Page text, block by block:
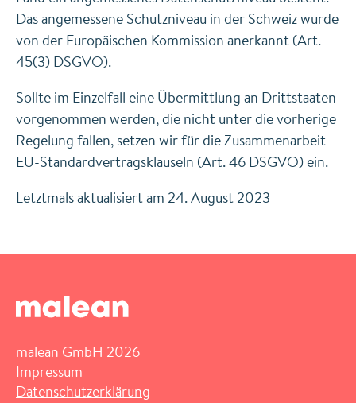
Das angemessene Schutzniveau in der Schweiz wurde
von der Europäischen Kommission anerkannt (Art.
45(3) DSGVO).
Sollte im Einzelfall eine Übermittlung an Drittstaaten
vorgenommen werden, die nicht unter die vorherige
Regelung fallen, setzen wir für die Zusammenarbeit
EU-Standardvertragsklauseln (Art. 46 DSGVO) ein.
Letztmals aktualisiert am 24. August 2023
malean GmbH 2026
Impressum
Datenschutzerklärung